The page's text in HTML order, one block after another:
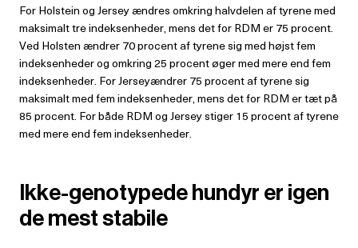
For Holstein og Jersey ændres omkring halvdelen af tyrene med
maksimalt tre indeksenheder, mens det for RDM er 75 procent.
Ved Holsten ændrer 70 procent af tyrene sig med højst fem
indeksenheder og omkring 25 procent øger med mere end fem
indeksenheder. For Jerseyændrer 75 procent af tyrene sig
maksimalt med fem indeksenheder, mens det for RDM er tæt på
85 procent. For både RDM og Jersey stiger 15 procent af tyrene
med mere end fem indeksenheder.
Ikke-genotypede hundyr er igen
de mest stabile